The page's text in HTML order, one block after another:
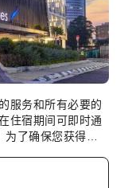
服务和所有必要的
住宿期间可即时通
了确保您获得最
您享受愉快的入住
客房均以您的舒适